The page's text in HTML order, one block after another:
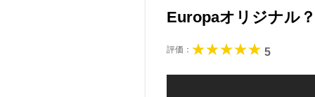
Europaオリジナル
評価： 5